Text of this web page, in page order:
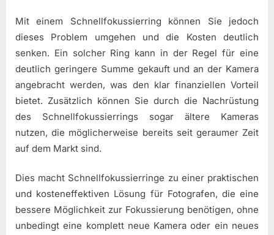
Mit einem Schnellfokussierring können Sie jedoch
dieses Problem umgehen und die Kosten deutlich
senken. Ein solcher Ring kann in der Regel für eine
deutlich geringere Summe gekauft und an der Kamera
angebracht werden, was den klar finanziellen Vorteil
bietet. Zusätzlich können Sie durch die Nachrüstung
des Schnellfokussierrings sogar ältere Kameras
nutzen, die möglicherweise bereits seit geraumer Zeit
auf dem Markt sind.
Dies macht Schnellfokussierringe zu einer praktischen
und kosteneffektiven Lösung für Fotografen, die eine
bessere Möglichkeit zur Fokussierung benötigen, ohne
unbedingt eine komplett neue Kamera oder ein neues